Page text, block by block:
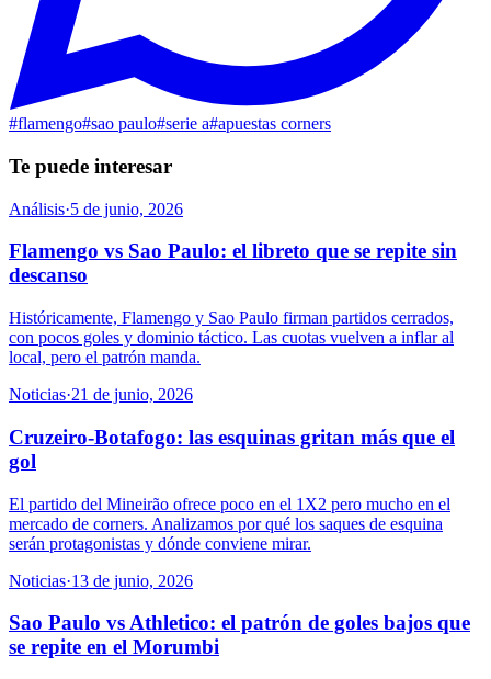
#flamengo#sao paulo#serie a#apuestas corners
Te puede interesar
Análisis·5 de junio, 2026
Flamengo vs Sao Paulo: el libreto que se repite sin
descanso
Históricamente, Flamengo y Sao Paulo firman partidos cerrados,
con pocos goles y dominio táctico. Las cuotas vuelven a inflar al
local, pero el patrón manda.
Noticias·21 de junio, 2026
Cruzeiro-Botafogo: las esquinas gritan más que el
gol
El partido del Mineirão ofrece poco en el 1X2 pero mucho en el
mercado de corners. Analizamos por qué los saques de esquina
serán protagonistas y dónde conviene mirar.
Noticias·13 de junio, 2026
Sao Paulo vs Athletico: el patrón de goles bajos que
se repite en el Morumbi